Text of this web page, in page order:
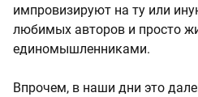
импровизируют на ту или
любимых авторов и просто
единомышленниками.
Впрочем, в наши дни это